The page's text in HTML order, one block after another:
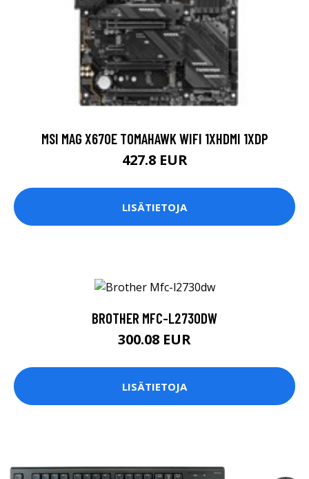
MSI MAG X670E TOMAHAWK WIFI 1XHDMI 1XDP
427.8 EUR
LISÄTIETOJA
BROTHER MFC-L2730DW
300.08 EUR
LISÄTIETOJA